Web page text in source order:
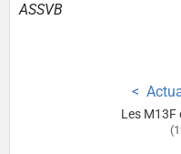
ASSVB
Les M13F